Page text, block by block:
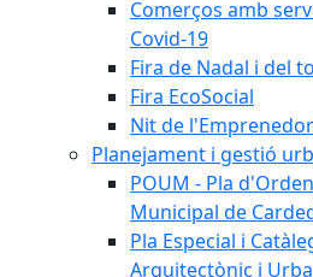
Comerços amb
Covid-19
Fira de Nadal i del
Fira EcoSocial
Nit de
Planejament i gestió
POUM - Pla
Municipal de
Pla Especial i
Arquitectònic i